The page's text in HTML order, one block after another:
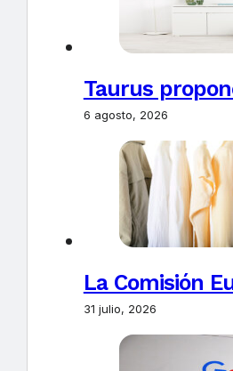
Taurus
6 agosto, 2026
La Comisión
31 julio, 2026